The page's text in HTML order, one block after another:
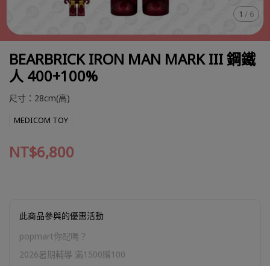
1 / 6
BEARBRICK IRON MAN MARK III 鋼鐵
人 400+100%
尺寸：28cm(高)
MEDICOM TOY
NT$6,800
此商品參與的優惠活動
popmart你配嗎？
2026暑期輔導 滿1500贈100